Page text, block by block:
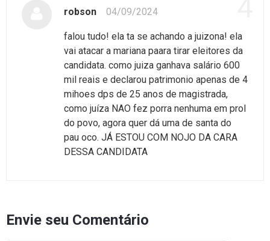
robson 04/09/2024
falou tudo! ela ta se achando a juizona! ela
vai atacar a mariana paara tirar eleitores da
candidata. como juiza ganhava salário 600
mil reais e declarou patrimonio apenas de 4
mihoes dps de 25 anos de magistrada,
como juíza NAO fez porra nenhuma em prol
do povo, agora quer dá uma de santa do
pau oco. JÁ ESTOU COM NOJO DA CARA
DESSA CANDIDATA
Envie seu Comentário